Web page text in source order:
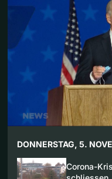
DONNERSTAG, 5.
Corona-